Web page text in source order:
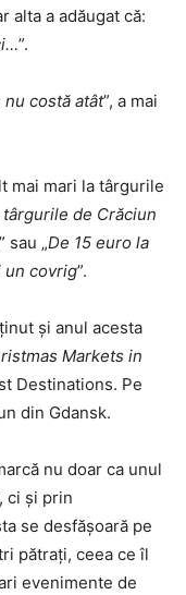
alta a adăugat că:
”.
costă atât”, a mai
mai mari la târgurile
de Crăciun
” sau „De 15 euro la
un covrig”.
şi anul acesta
Markets in
Destinations. Pe
din Gdansk.
nu doar ca unul
ci și prin
se desfășoară pe
pătrați, ceea ce îl
evenimente de